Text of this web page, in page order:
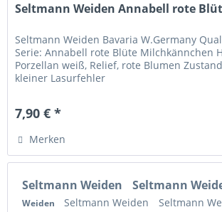
Seltmann Weiden Annabell rote
Seltmann Weiden Bavaria W.Germany
Serie: Annabell rote Blüte Milchkännchen
Porzellan weiß, Relief, rote Blumen
kleiner Lasurfehler
7,90 € *
Merken
Seltmann Weiden Seltmann
Weiden
Seltmann Weiden Seltmann